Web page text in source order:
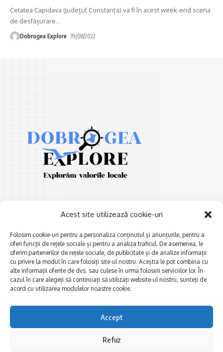
Acest site utilizează cookie-uri
Folosim cookie-uri pentru a personaliza conținutul și anunțurile, pentru a
oferi funcții de rețele sociale și pentru a analiza traficul. De asemenea, le
oferim partenerilor de rețele sociale, de publicitate și de analize informații
cu privire la modul în care folosiți site-ul nostru. Aceștia le pot combina cu
alte informații oferite de dvs. sau culese în urma folosirii serviciilor lor. În
cazul în care alegeți să continuați să utilizați website-ul nostru, sunteți de
acord cu utilizarea modulelor noastre cookie.
Accept
Refuz
Cetatea Capidava (județul Constanța) va fi în acest week-end scena
de desfășurare…
Dobrogea Explore 19/08/2022
E xplorăm Dobrogea,
Explorăm valorile locale:
Deltă, Litoral, cele mai mari
lacuri, cele mai vechi orașe,
biserici și mănăstiri, cele mai
Afaceri și meșteșuguri
Actualitate
Dobrogea PE BUNE
Istorie și civilizaţie
La Drum cu Ada
Politica de confidentialitate